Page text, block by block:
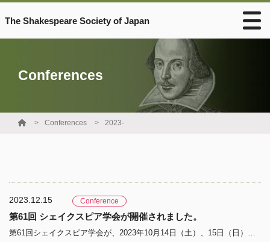
The Shakespeare Society of Japan
Conferences
Conferences 2023-
2023.12.15 Conference
第61回 シェイクスピア学会が開催されました。
第61回シェイクスピア学会が、2023年10月14日（土）、15日（日）の2日間にわたり、立正大学品川キャンパスにおいて開催されました。今大会では、4年振りとなる懇親会も開かれました。特別講演とセミナーの要旨についてはリンクからご覧になれます。 &nbs